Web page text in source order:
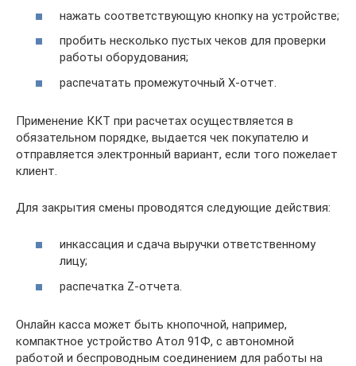
нажать соответствующую кнопку на устройстве;
пробить несколько пустых чеков для проверки
работы оборудования;
распечатать промежуточный Х-отчет.
Применение ККТ при расчетах осуществляется в
обязательном порядке, выдается чек покупателю и
отправляется электронный вариант, если того пожелает
клиент.
Для закрытия смены проводятся следующие действия:
инкассация и сдача выручки ответственному
лицу;
распечатка Z-отчета.
Онлайн касса может быть кнопочной, например,
компактное устройство Атол 91Ф, с автономной
работой и беспроводным соединением для работы на